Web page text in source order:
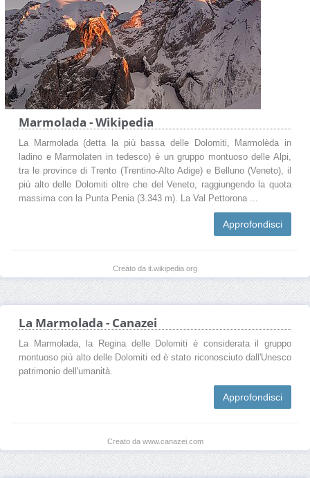
Marmolada - Wikipedia
La Marmolada (detta la più bassa delle Dolomiti, Marmolèda in
ladino e Marmolaten in tedesco) è un gruppo montuoso delle Alpi,
tra le province di Trento (Trentino-Alto Adige) e Belluno (Veneto), il
più alto delle Dolomiti oltre che del Veneto, raggiungendo la quota
massima con la Punta Penia (3.343 m). La Val Pettorona ...
Approfondisci
Creato da it.wikipedia.org
La Marmolada - Canazei
La Marmolada, la Regina delle Dolomiti è considerata il gruppo
montuoso più alto delle Dolomiti ed è stato riconosciuto dall'Unesco
patrimonio dell'umanità.
Approfondisci
Creato da www.canazei.com